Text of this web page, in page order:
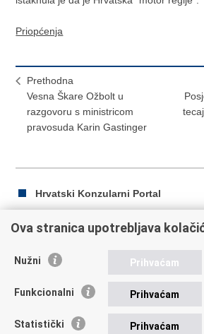
Priopćenja
Prethodna
Vesna Škare Ožbolt u
razgovoru s ministricom
pravosuda Karin Gastinger
Hrvatski Konzularni Portal
Ispiši
Podijeli
Facebooku
Twitteru
Republika Hrvatska
Trg N.Š. Zrinskog 7-8, 10000 Zagreb
Ova stranica upotrebljava
Nužni Prihvaćam
Funkcionalni Prihvaćam
Statistički Prihvaćam